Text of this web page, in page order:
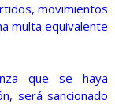
movimientos
multa equivalente
que se haya
será sancionado